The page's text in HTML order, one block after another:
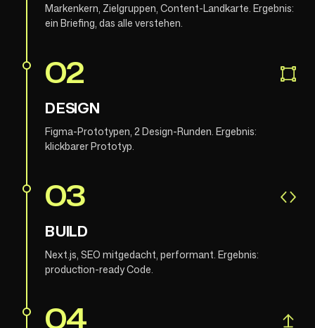
Markenkern, Zielgruppen, Content-Landkarte. Ergebnis:
ein Briefing, das alle verstehen.
02
DESIGN
Figma-Prototypen, 2 Design-Runden. Ergebnis:
klickbarer Prototyp.
03
BUILD
Next.js, SEO mitgedacht, performant. Ergebnis:
production-ready Code.
04